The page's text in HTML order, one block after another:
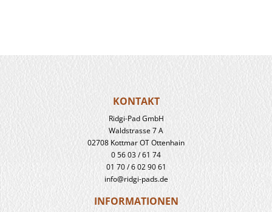
KONTAKT
Ridgi-Pad GmbH
Waldstrasse 7 A
02708 Kottmar OT Ottenhain
0 56 03 / 61 74
01 70 / 6 02 90 61
info@ridgi-pads.de
INFORMATIONEN